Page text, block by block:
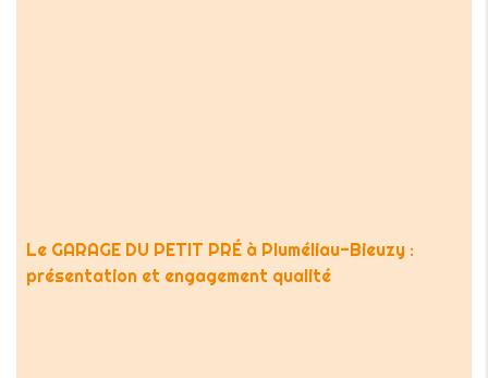
Le GARAGE DU PETIT PRÉ à Pluméliau-Bieuzy :
présentation et engagement qualité